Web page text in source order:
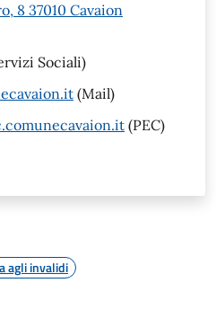
8 37010 Cavaion
Sociali)
(Mail)
(PEC)
agli invalidi